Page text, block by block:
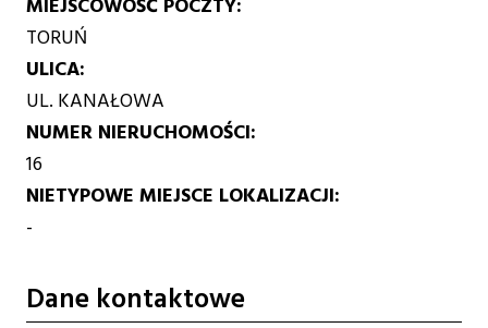
TORUŃ
ULICA
UL. KANAŁOWA
NUMER NIERUCHOMOŚCI
16
NIETYPOWE MIEJSCE LOKALIZACJI
-
Dane kontaktowe